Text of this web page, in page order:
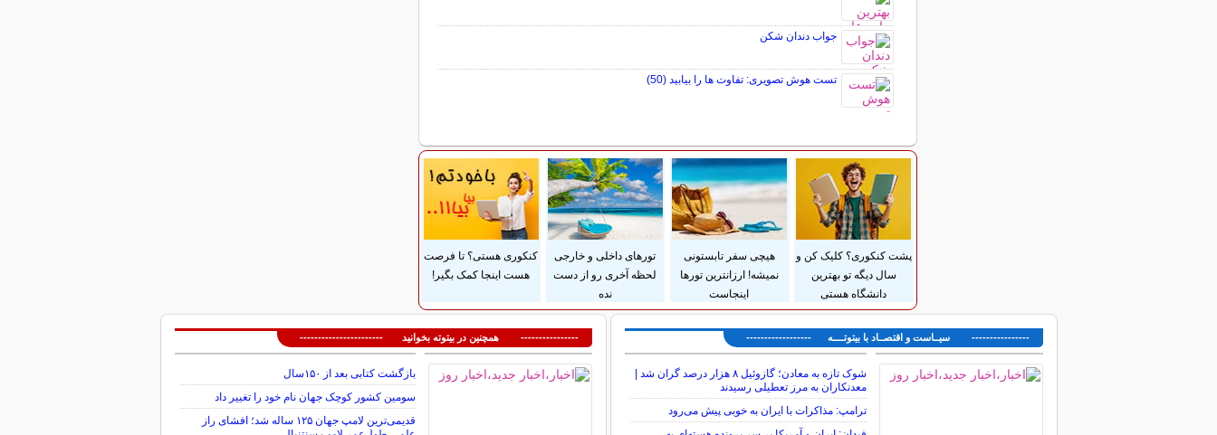
جواب دندان شکن
تست هوش تصویری: تفاوت ها را بیابید (50)
سایر مطالب سرگرمی
پشت کنکوری؟ کلیک کن و
سال دیگه تو بهترین
دانشگاه هستی
هیچی سفر تابستونی
نمیشه! ارزانترین تورها
اینجاست
تورهای داخلی و خارجی
لحظه آخری رو از دست
نده
کنکوری هستی؟ تا فرصت
هست اینجا کمک بگیر!
---------------- سیــاست و اقتصــاد با بیتوتــــه ------------------
شوک تازه به معادن؛ گازوئیل ۸ هزار درصد گران شد |
معدنکاران به مرز تعطیلی رسیدند
ترامپ: مذاکرات با ایران به خوبی پیش می‌رود
---------------- همچنین در بیتوته بخوانید -----------------------
بازگشت کتابی بعد از ۱۵۰سال
سومین کشور کوچک جهان نام خود را تغییر داد
قدیمی‌ترین لامپ جهان ۱۲۵ ساله شد؛ افشای راز